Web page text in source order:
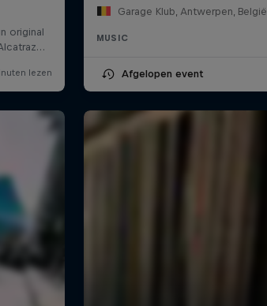
Garage Klub, Antwerpen, België
MUSIC
Afgelopen event